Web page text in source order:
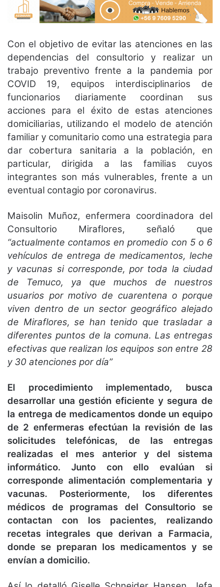
Con el objetivo de evitar las atenciones en las
dependencias del consultorio y realizar un
trabajo preventivo frente a la pandemia por
COVID 19, equipos interdisciplinarios de
funcionarios diariamente coordinan sus
acciones para el éxito de estas atenciones
domiciliarias, utilizando el modelo de atención
familiar y comunitario como una estrategia para
dar cobertura sanitaria a la población, en
particular, dirigida a las familias cuyos
integrantes son más vulnerables, frente a un
eventual contagio por coronavirus.
Maisolin Muñoz, enfermera coordinadora del
Consultorio Miraflores, señaló que
“actualmente contamos en promedio con 5 o 6
vehículos de entrega de medicamentos, leche
y vacunas si corresponde, por toda la ciudad
de Temuco, ya que muchos de nuestros
usuarios por motivo de cuarentena o porque
viven dentro de un sector geográfico alejado
de Miraflores, se han tenido que trasladar a
diferentes puntos de la comuna. Las entregas
efectivas que realizan los equipos son entre 28
y 30 atenciones por día”
El procedimiento implementado, busca
desarrollar una gestión eficiente y segura de
la entrega de medicamentos donde un equipo
de 2 enfermeras efectúan la revisión de las
solicitudes telefónicas, de las entregas
realizadas el mes anterior y del sistema
informático.
Junto con ello evalúan si
corresponde alimentación complementaria y
vacunas. Posteriormente, los diferentes
médicos de programas del Consultorio se
contactan con los pacientes, realizando
recetas integrales que derivan a Farmacia,
donde se preparan los medicamentos y se
envían a domicilio.